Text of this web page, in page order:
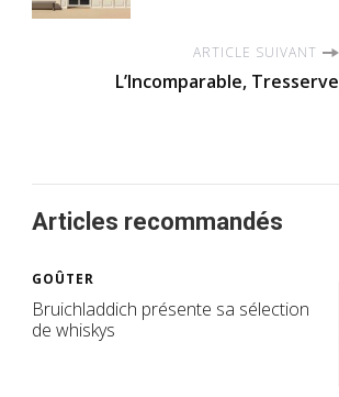
ARTICLE SUIVANT
L’Incomparable, Tresserve
Articles recommandés
GOÛTER
Bruichladdich présente sa sélection
de whiskys